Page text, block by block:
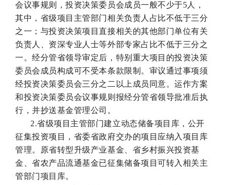
会议事规则，投资决策委员会成员一般不少于5人，
其中，省级项目主管部门相关负责人占比不低于三分
之一；与投资决策项目直接相关的其他部门单位有关
负责人、资深专业人士等外部专家占比不低于三分之
一。经分管省领导审定后，特别重大项目的投资决策
委员会成员构成可不受本条款限制。审议通过事项须
经投资决策委员会三分之二以上成员同意。运作方案
和投资决策委员会议事规则报经分管省领导批准后执
行，并抄送基金管理公司。
2.省级项目主管部门建立动态储备项目库，公开
征集投资项目，省委省政府交办的项目应纳入项目库
管理。原省转型升级产业基金、省乡村振兴投资基
金、省农产品流通基金已征集储备项目可转入相关主
管部门项目库。